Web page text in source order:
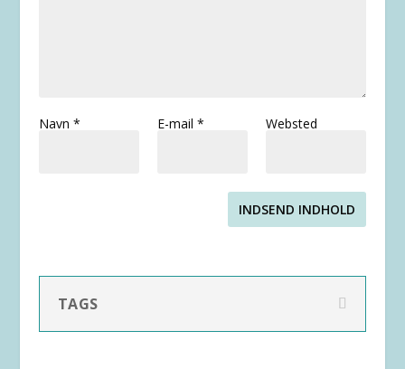
Navn * E-mail * Websted
INDSEND INDHOLD
TAGS